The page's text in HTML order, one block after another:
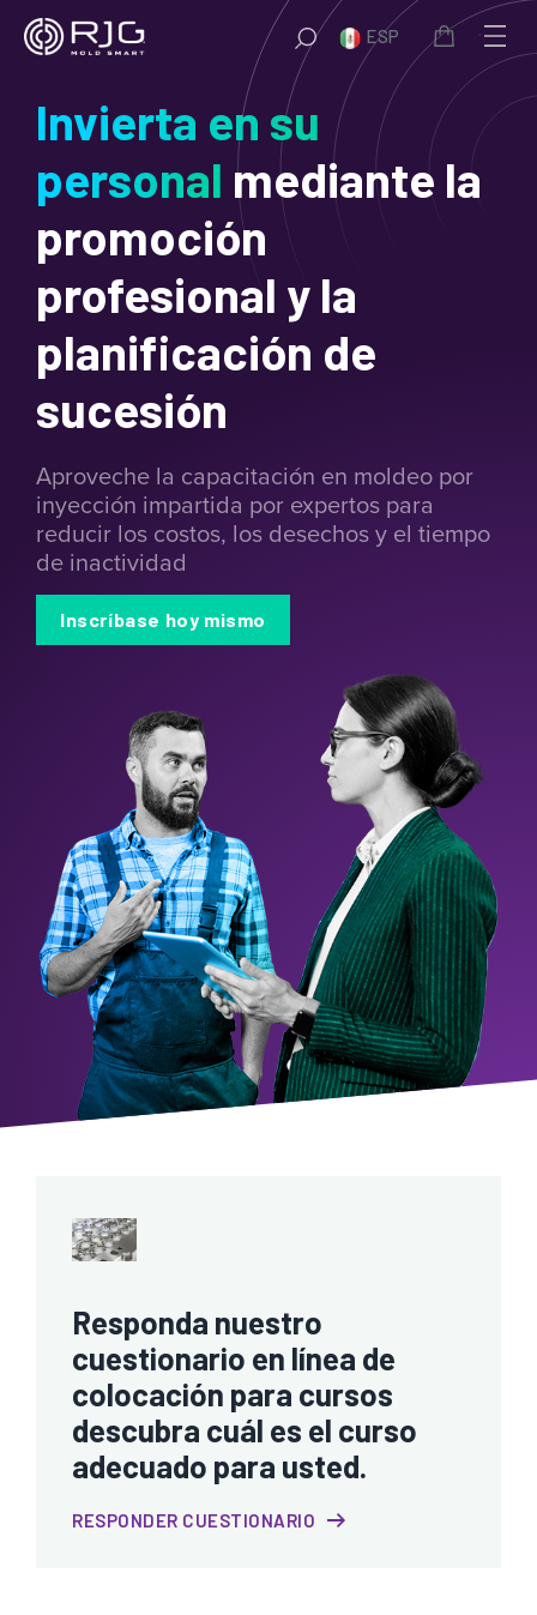
Saltar
ESP
Invierta en su
personal mediante la
promoción
profesional y la
planificación de
sucesión
Aproveche la capacitación en moldeo por
inyección impartida por expertos para
reducir los costos, los desechos y el tiempo
de inactividad
Inscríbase hoy mismo
Responda nuestro
cuestionario en línea de
colocación para cursos
descubra cuál es el curso
adecuado para usted.
RESPONDER CUESTIONARIO